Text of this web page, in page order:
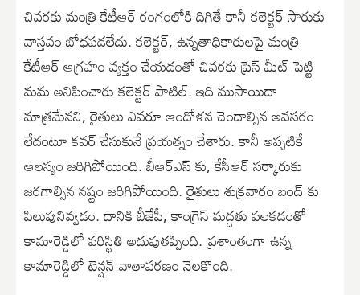
చివరకు మంత్రి కేటీఆర్ రంగంలోకి దిగితే కానీ కలెక్టర్ సారుకు
వాస్తవం బోధపడలేదు. కలెక్టర్, ఉన్నతాధికారులపై మంత్రి
కేటీఆర్ ఆగ్రహం వ్యక్తం చేయడంతో చివరకు ప్రెస్ మీట్ పెట్టి
మమ అనిపించారు కలెక్టర్ పాటిల్. ఇది ముసాయిదా
మాత్రమేనని, రైతులు ఎవరూ ఆందోళన చెందాల్సిన అవసరం
లేదంటూ కవర్ చేసుకునే ప్రయత్నం చేశారు. కానీ అప్పటికే
ఆలస్యం జరిగిపోయింది. బీఆర్ఎస్ కు, కేసీఆర్ సర్కారుకు
జరగాల్సిన నష్టం జరిగిపోయింది. రైతులు శుక్రవారం బంద్ కు
పిలుపునివ్వడం. దానికి బీజేపీ, కాంగ్రెస్ మద్దతు పలకడంతో
కామారెడ్డిలో పరిస్థితి అదుపుతప్పింది. ప్రశాంతంగా ఉన్న
కామారెడ్డిలో టెన్షన్ వాతావరణం నెలకొంది.